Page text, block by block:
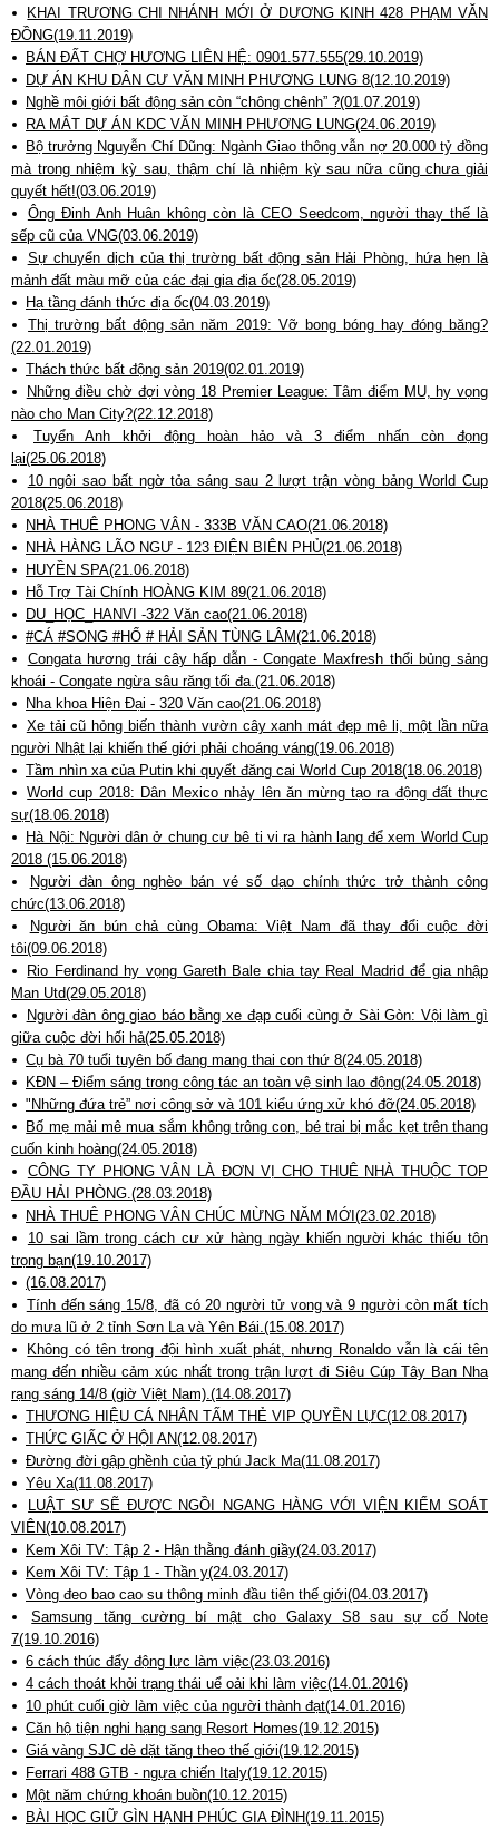
KHAI TRƯƠNG CHI NHÁNH MỚI Ở DƯƠNG KINH 428 PHẠM VĂN
ĐỒNG(19.11.2019)
BÁN ĐẤT CHỢ HƯƠNG LIÊN HỆ: 0901.577.555(29.10.2019)
DỰ ÁN KHU DÂN CƯ VĂN MINH PHƯƠNG LUNG 8(12.10.2019)
Nghề môi giới bất động sản còn “chông chênh” ?(01.07.2019)
RA MẮT DỰ ÁN KDC VĂN MINH PHƯƠNG LUNG(24.06.2019)
Bộ trưởng Nguyễn Chí Dũng: Ngành Giao thông vẫn nợ 20.000 tỷ đồng
mà trong nhiệm kỳ sau, thậm chí là nhiệm kỳ sau nữa cũng chưa giải
quyết hết!(03.06.2019)
Ông Đinh Anh Huân không còn là CEO Seedcom, người thay thế là
sếp cũ của VNG(03.06.2019)
Sự chuyển dịch của thị trường bất động sản Hải Phòng, hứa hẹn là
mảnh đất màu mỡ của các đại gia địa ốc(28.05.2019)
Hạ tầng đánh thức địa ốc(04.03.2019)
Thị trường bất động sản năm 2019: Vỡ bong bóng hay đóng băng?
(22.01.2019)
Thách thức bất động sản 2019(02.01.2019)
Những điều chờ đợi vòng 18 Premier League: Tâm điểm MU, hy vọng
nào cho Man City?(22.12.2018)
Tuyển Anh khởi động hoàn hảo và 3 điểm nhấn còn đọng
lại(25.06.2018)
10 ngôi sao bất ngờ tỏa sáng sau 2 lượt trận vòng bảng World Cup
2018(25.06.2018)
NHÀ THUÊ PHONG VÂN - 333B VĂN CAO(21.06.2018)
NHÀ HÀNG LÃO NGƯ - 123 ĐIỆN BIÊN PHỦ(21.06.2018)
HUYỀN SPA(21.06.2018)
Hỗ Trợ Tài Chính HOÀNG KIM 89(21.06.2018)
DU_HỌC_HANVI -322 Văn cao(21.06.2018)
#CÁ #SONG #HỔ # HẢI SẢN TÙNG LÂM(21.06.2018)
Congata hương trái cây hấp dẫn - Congate Maxfresh thổi bủng sảng
khoái - Congate ngừa sâu răng tối đa.(21.06.2018)
Nha khoa Hiện Đại - 320 Văn cao(21.06.2018)
Xe tải cũ hỏng biến thành vườn cây xanh mát đẹp mê li, một lần nữa
người Nhật lại khiến thế giới phải choáng váng(19.06.2018)
Tầm nhìn xa của Putin khi quyết đăng cai World Cup 2018(18.06.2018)
World cup 2018: Dân Mexico nhảy lên ăn mừng tạo ra động đất thực
sự(18.06.2018)
Hà Nội: Người dân ở chung cư bê ti vi ra hành lang để xem World Cup
2018 (15.06.2018)
Người đàn ông nghèo bán vé số dạo chính thức trở thành công
chức(13.06.2018)
Người ăn bún chả cùng Obama: Việt Nam đã thay đổi cuộc đời
tôi(09.06.2018)
Rio Ferdinand hy vọng Gareth Bale chia tay Real Madrid để gia nhập
Man Utd(29.05.2018)
Người đàn ông giao báo bằng xe đạp cuối cùng ở Sài Gòn: Vội làm gì
giữa cuộc đời hối hả(25.05.2018)
Cụ bà 70 tuổi tuyên bố đang mang thai con thứ 8(24.05.2018)
KĐN – Điểm sáng trong công tác an toàn vệ sinh lao động(24.05.2018)
"Những đứa trẻ” nơi công sở và 101 kiểu ứng xử khó đỡ(24.05.2018)
Bố mẹ mải mê mua sắm không trông con, bé trai bị mắc kẹt trên thang
cuốn kinh hoàng(24.05.2018)
CÔNG TY PHONG VÂN LÀ ĐƠN VỊ CHO THUÊ NHÀ THUỘC TOP
ĐẦU HẢI PHÒNG.(28.03.2018)
NHÀ THUÊ PHONG VÂN CHÚC MỪNG NĂM MỚI(23.02.2018)
10 sai lầm trong cách cư xử hàng ngày khiến người khác thiếu tôn
trọng bạn(19.10.2017)
(16.08.2017)
Tính đến sáng 15/8, đã có 20 người tử vong và 9 người còn mất tích
do mưa lũ ở 2 tỉnh Sơn La và Yên Bái.(15.08.2017)
Không có tên trong đội hình xuất phát, nhưng Ronaldo vẫn là cái tên
mang đến nhiều cảm xúc nhất trong trận lượt đi Siêu Cúp Tây Ban Nha
rạng sáng 14/8 (giờ Việt Nam).(14.08.2017)
THƯƠNG HIỆU CÁ NHÂN TẤM THẺ VIP QUYỀN LỰC(12.08.2017)
THỨC GIẤC Ở HỘI AN(12.08.2017)
Đường đời gập ghềnh của tỷ phú Jack Ma(11.08.2017)
Yêu Xa(11.08.2017)
LUẬT SƯ SẼ ĐƯỢC NGỒI NGANG HÀNG VỚI VIỆN KIỂM SOÁT
VIÊN(10.08.2017)
Kem Xôi TV: Tập 2 - Hận thằng đánh giầy(24.03.2017)
Kem Xôi TV: Tập 1 - Thần y(24.03.2017)
Vòng đeo bao cao su thông minh đầu tiên thế giới(04.03.2017)
Samsung tăng cường bí mật cho Galaxy S8 sau sự cố Note
7(19.10.2016)
6 cách thúc đẩy động lực làm việc(23.03.2016)
4 cách thoát khỏi trạng thái uể oải khi làm việc(14.01.2016)
10 phút cuối giờ làm việc của người thành đạt(14.01.2016)
Căn hộ tiện nghi hạng sang Resort Homes(19.12.2015)
Giá vàng SJC dè dặt tăng theo thế giới(19.12.2015)
Ferrari 488 GTB - ngựa chiến Italy(19.12.2015)
Một năm chứng khoán buồn(10.12.2015)
BÀI HỌC GIỮ GÌN HẠNH PHÚC GIA ĐÌNH(19.11.2015)